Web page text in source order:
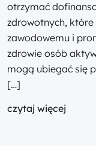
otrzymać
zdrowotnych,
zawodowemu i
zdrowie osób
mogą ubiegać się
[…]
czytaj więcej